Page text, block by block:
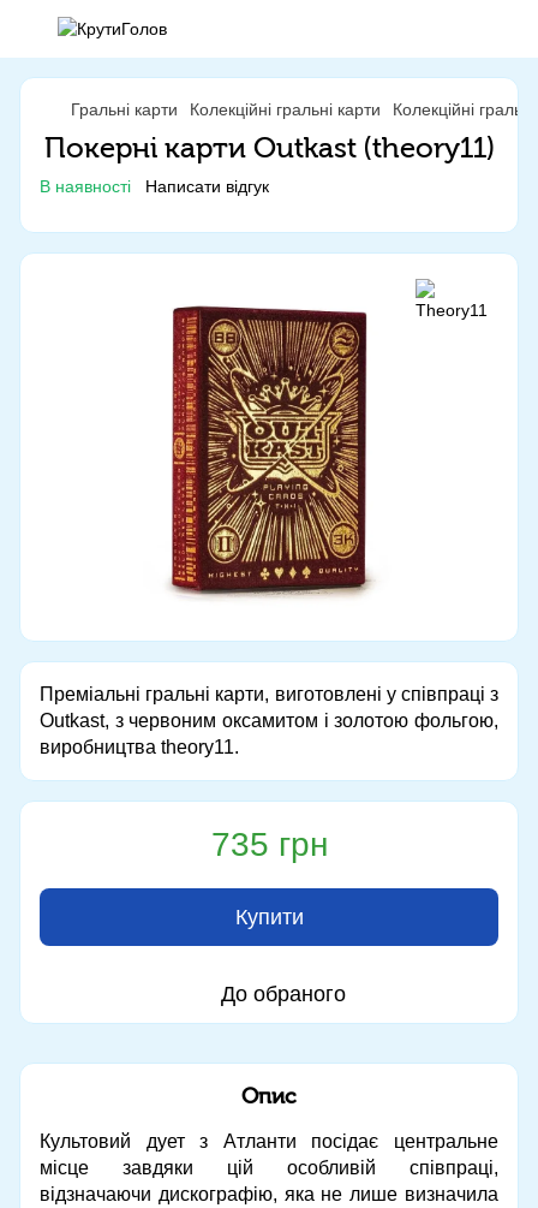
Гральні карти Колекційні гральні карти Колекційні
Покерні карти Outkast (theory11)
В наявності Написати відгук
Преміальні гральні карти, виготовлені у співпраці з
Outkast, з червоним оксамитом і золотою фольгою,
виробництва theory11.
735 грн
Купити
До обраного
Опис
Культовий дует з Атланти посідає центральне
місце завдяки цій особливій співпраці,
відзначаючи дискографію, яка не лише визначила